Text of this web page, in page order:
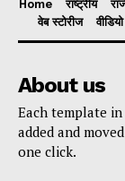
Home राष्ट्रीय
वेब स्टोरीज
वीडियो
About us
Each template
added and
one click.